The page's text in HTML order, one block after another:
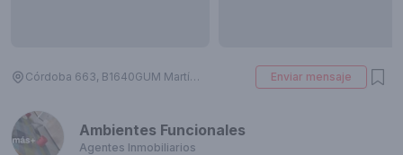
Córdoba 663, B1640GUM Martínez, Provincia de Buenos Aires, Argentina Enviar mensaje
Ambientes Funcionales
Agentes Inmobiliarios